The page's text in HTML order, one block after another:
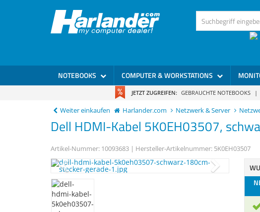
NOTEBOOKS COMPUTER & WORKSTATIONS
JETZT ZUGREIFEN: GEBRAUCHTE NOTEBOOKS |
Weiter einkaufen Harlander.com Netzwerk & Server
Dell HDMI-Kabel 5K0EH03507,
Artikel-Nummer: 10093683 | Hersteller-Artikelnummer: 5K0EH03507